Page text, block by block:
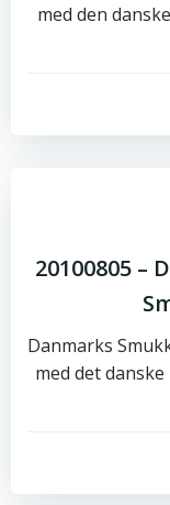
med den
20100805 –
Danmarks
med det